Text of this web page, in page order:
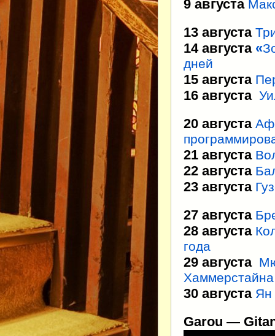
9 августа
13 августа
14 августа«
дней
15 августа
16 августа
20 августа
21 августа
22 августа
23 августа
27 августа
28 августа
года
29 августа
30 августа
Garou —